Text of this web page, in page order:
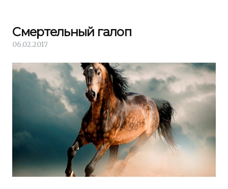
Смертельный галоп
06.02.2017